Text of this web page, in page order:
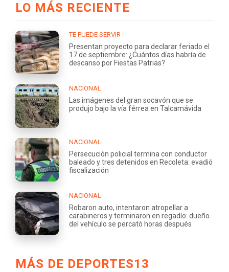
LO MÁS RECIENTE
TE PUEDE SERVIR
Presentan proyecto para declarar feriado el
17 de septiembre: ¿Cuántos días habría de
descanso por Fiestas Patrias?
NACIONAL
Las imágenes del gran socavón que se
produjo bajo la vía férrea en Talcamávida
NACIONAL
Persecución policial termina con conductor
baleado y tres detenidos en Recoleta: evadió
fiscalización
NACIONAL
Robaron auto, intentaron atropellar a
carabineros y terminaron en regadío: dueño
del vehículo se percató horas después
MÁS DE DEPORTES13